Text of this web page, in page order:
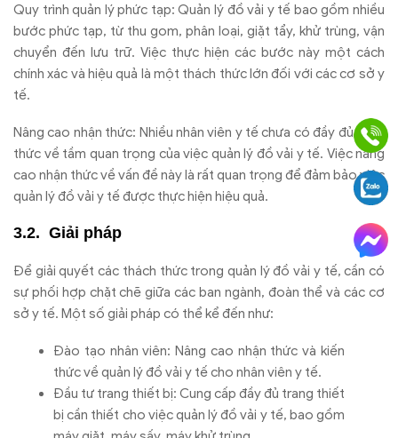
Quy trình quản lý phức tạp: Quản lý đồ vải y tế bao gồm nhiều
bước phức tạp, từ thu gom, phân loại, giặt tẩy, khử trùng, vận
chuyển đến lưu trữ. Việc thực hiện các bước này một cách
chính xác và hiệu quả là một thách thức lớn đối với các cơ sở y
tế.
Nâng cao nhận thức: Nhiều nhân viên y tế chưa có đầy đủ nhận
thức về tầm quan trọng của việc quản lý đồ vải y tế. Việc nâng
cao nhận thức về vấn đề này là rất quan trọng để đảm bảo việc
quản lý đồ vải y tế được thực hiện hiệu quả.
Giải pháp
Để giải quyết các thách thức trong quản lý đồ vải y tế, cần có
sự phối hợp chặt chẽ giữa các ban ngành, đoàn thể và các cơ
sở y tế. Một số giải pháp có thể kể đến như:
Đào tạo nhân viên: Nâng cao nhận thức và kiến
thức về quản lý đồ vải y tế cho nhân viên y tế.
Đầu tư trang thiết bị: Cung cấp đầy đủ trang thiết
bị cần thiết cho việc quản lý đồ vải y tế, bao gồm